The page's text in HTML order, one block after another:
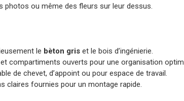
ou même des fleurs sur leur dessus.
le bèton gris et le bois d’ingénierie.
compartiments ouverts pour une organisation
de chevet, d’appoint ou pour espace de travail.
claires fournies pour un montage rapide.